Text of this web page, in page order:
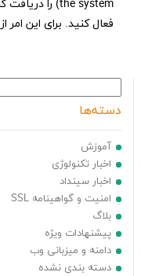
فعال کنید. برای این امر
دسته‌ها
آموزش
اخبار تکنولوژی
اخبار سینداد
امنیت و گواهینامه SSL
بلاگ
پیشنهادات ویژه
دامنه و میزبانی وب
دسته بندی نشده